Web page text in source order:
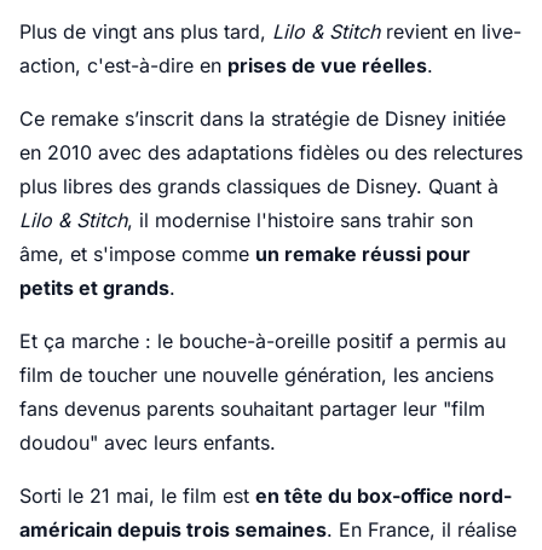
Plus de vingt ans plus tard, Lilo & Stitch revient en live-
action, c'est-à-dire en prises de vue réelles.
Ce remake s’inscrit dans la stratégie de Disney initiée
en 2010 avec des adaptations fidèles ou des relectures
plus libres des grands classiques de Disney. Quant à
Lilo & Stitch, il modernise l'histoire sans trahir son
âme, et s'impose comme un remake réussi pour
petits et grands.
Et ça marche : le bouche-à-oreille positif a permis au
film de toucher une nouvelle génération, les anciens
fans devenus parents souhaitant partager leur "film
doudou" avec leurs enfants.
Sorti le 21 mai, le film est en tête du box-office nord-
américain depuis trois semaines. En France, il réalise